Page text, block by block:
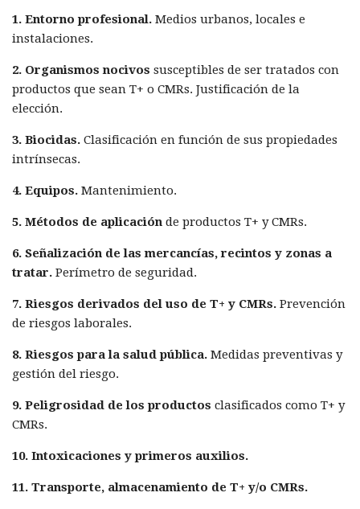
1. Entorno profesional. Medios urbanos, locales e
instalaciones.
2. Organismos nocivos susceptibles de ser tratados con
productos que sean T+ o CMRs. Justificación de la
elección.
3. Biocidas. Clasificación en función de sus propiedades
intrínsecas.
4. Equipos. Mantenimiento.
5. Métodos de aplicación de productos T+ y CMRs.
6. Señalización de las mercancías, recintos y zonas a
tratar. Perímetro de seguridad.
7. Riesgos derivados del uso de T+ y CMRs. Prevención
de riesgos laborales.
8. Riesgos para la salud pública. Medidas preventivas y
gestión del riesgo.
9. Peligrosidad de los productos clasificados como T+ y
CMRs.
10. Intoxicaciones y primeros auxilios.
11. Transporte, almacenamiento de T+ y/o CMRs.